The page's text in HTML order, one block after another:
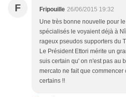
F Fripouille 26/06/2015 19:32
Une très bonne nouvelle pour
spécialisés le voyaient déjà à
rageux pseudos supporters du
Le Président Ettori mérite un
suis certain qu' on n'est pas au
mercato ne fait que
certains !!